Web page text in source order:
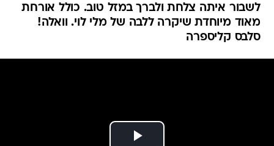
לשבור איתה צלחת ולברך במזל טוב. כולל אורחת
מאוד מיוחדת שיקרה ללבה של מלי לוי. וואלה!
סלבס קליספרה